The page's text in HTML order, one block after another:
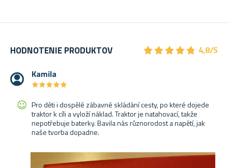
HODNOTENIE PRODUKTOV ★★★★★
★★★★★ 4,8/5
Kamila
★★★★★
★★★★★
Pro děti i dospělé zábavné skládání cesty, po které dojede
traktor k cíli a vyloží náklad. Traktor je natahovací, takže
nepotřebuje baterky. Bavila nás různorodost a napětí, jak
naše tvorba dopadne.